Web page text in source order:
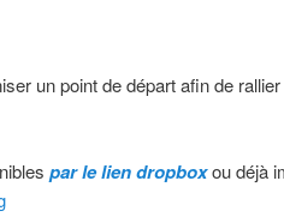
un point de départ afin de
par le lien dropboxou déjà